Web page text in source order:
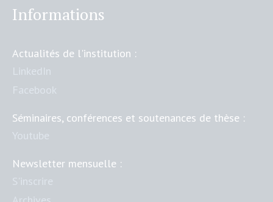
Informations
Actualités de l'institution :
Séminaires, conférences et soutenances de thèse :
Newsletter mensuelle :